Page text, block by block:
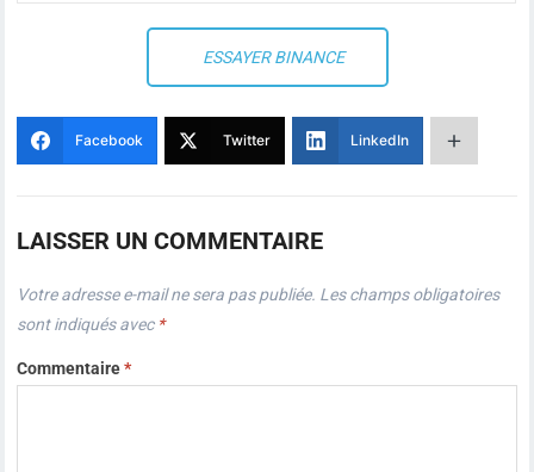
ESSAYER BINANCE
Facebook Twitter LinkedIn
LAISSER UN COMMENTAIRE
Votre adresse e-mail ne sera pas publiée. Les champs obligatoires
sont indiqués avec *
Commentaire*